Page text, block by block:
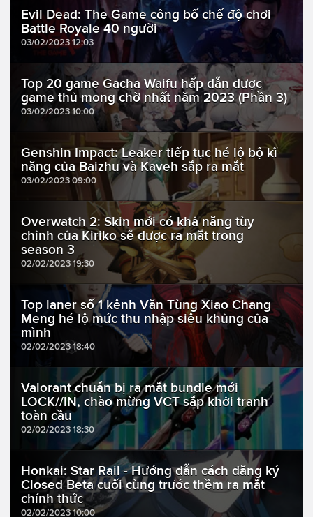
Evil Dead: The Game công bố chế độ chơi
Battle Royale 40 người
03/02/2023 12:03
Top 20 game Gacha Waifu hấp dẫn được
game thủ mong chờ nhất năm 2023 (Phần 3)
03/02/2023 10:00
Genshin Impact: Leaker tiếp tục hé lộ bộ kĩ
năng của Baizhu và Kaveh sắp ra mắt
03/02/2023 09:00
Overwatch 2: Skin mới có khả năng tùy
chỉnh của Kiriko sẽ được ra mắt trong
season 3
02/02/2023 19:30
Top laner số 1 kênh Văn Tùng Xiao Chang
Meng hé lộ mức thu nhập siêu khủng của
mình
02/02/2023 18:40
Valorant chuẩn bị ra mắt bundle mới
LOCK//IN, chào mừng VCT sắp khởi tranh
toàn cầu
02/02/2023 18:30
Honkai: Star Rail - Hướng dẫn cách đăng ký
Closed Beta cuối cùng trước thềm ra mắt
chính thức
02/02/2023 10:00